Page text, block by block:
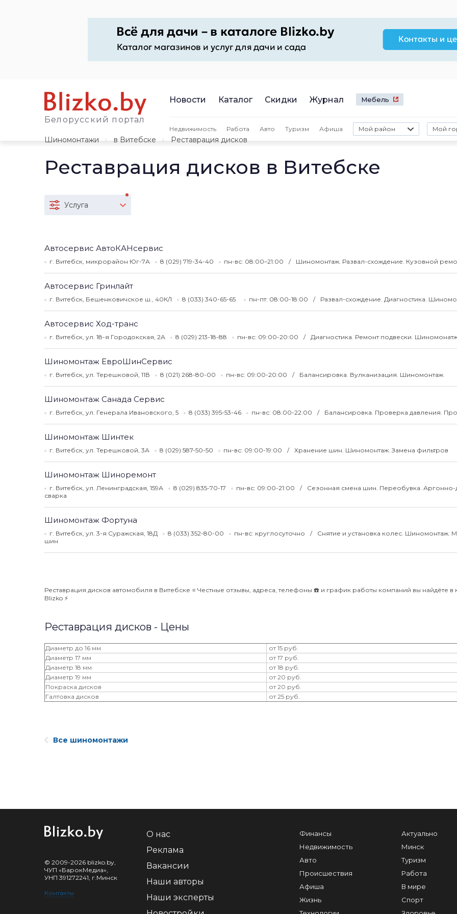
Белорусский портал
Новости Каталог Скидки Журнал Мебель
Недвижимость Работа Авто Туризм Афиша Мой район Мой
Шиномонтажи
в Витебске Реставрация дисков
Реставрация дисков в Витебске
Услуга
Автосервис АвтоКАНсервис
г. Витебск, микрорайон Юг-7А 8 (029) 719-34-40 пн-вс: 08:00–21:00 Шиномонтаж. Развал-схождение. Кузовной
Автосервис Гринлайт
г. Витебск, Бешенковичское ш., 40К/1 8 (033) 340-65-65 пн-пт: 08:00-18:00 Развал-схождение. Диагностика.
Автосервис Ход-транс
г. Витебск, ул. 18-я Городокская, 2А 8 (029) 213-18-88 пн-вс: 09:00-20:00 Диагностика. Ремонт подвески.
Шиномонтаж ЕвроШинСервис
г. Витебск, ул. Терешковой, 11В 8 (021) 268-80-00 пн-вс: 09:00-20:00 Балансировка. Вулканизация. Шиномонтаж
Шиномонтаж Санада Сервис
г. Витебск, ул. Генерала Ивановского, 5 8 (033) 395-53-46 пн-вс: 08:00-22:00 Балансировка. Проверка давления.
Шиномонтаж Шинтек
г. Витебск, ул. Терешковой, 3А 8 (029) 587-50-50 пн-вс: 09:00-19:00 Хранение шин. Шиномонтаж. Замена фильтров
Шиномонтаж Шиноремонт
г. Витебск, ул. Ленинградская, 159А 8 (029) 835-70-17 пн-вс: 09:00-21:00
Сезонная смена шин. Переобувка. Аргонно-
сварка
Шиномонтаж Фортуна
г. Витебск, ул. 3-я Суражская, 18Д 8 (033) 352-80-00 пн-вс: круглосуточно
Снятие и установка колес. Шиномонтаж.
шин
Реставрация дисков автомобиля в Витебске ⭐️ Честные отзывы, адреса, телефоны ☎️ и график работы компаний вы найдёте в
Blizko ⚡️
Реставрация дисков - Цены
Диаметр до 16 мм
от 15 руб.
Диаметр 17 мм
от 17 руб.
Диаметр 18 мм
от 18 руб.
Диаметр 19 мм
от 20 руб.
Покраска дисков
от 20 руб.
Галтовка дисков
от 25 руб.
Все шиномонтажи
© 2009-2026 blizko.by,
ЧУП «БарокМедиа»,
УНП 391272241, г.Минск
Контакты
О нас
Реклама
Вакансии
Наши авторы
Наши эксперты
Финансы
Недвижимость
Авто
Происшествия
Афиша
Жизнь
Актуально
Минск
Туризм
Работа
В мире
Спорт